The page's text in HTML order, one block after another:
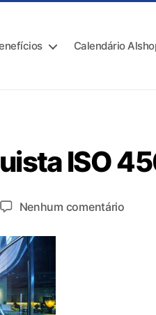
Calendário
ISO
Nenhum comentário